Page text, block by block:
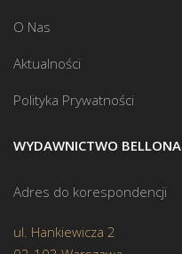
O Nas
Aktualności
Polityka Prywatności
WYDAWNICTWO BELLONA
Adres do korespondencji
ul. Hankiewicza 2